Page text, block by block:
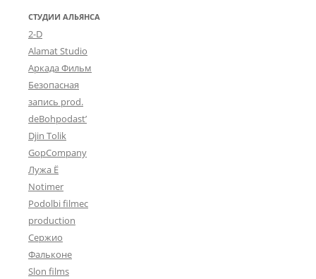
СТУДИИ АЛЬЯНСА
2-D
Alamat Studio
Аркада Фильм
Безопасная
запись prod.
deBohpodast’
Djin Tolik
GopCompany
Лужа Ё
Notimer
Podolbi filmec
production
Сержио
Фальконе
Slon films